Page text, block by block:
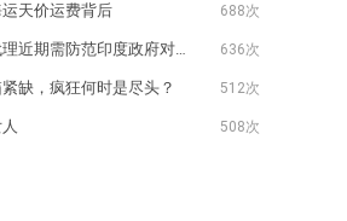
运天价运费背后 688次
货运代理近期需防范印度政府对亚州国家进口商口的严查 636次
缺，疯狂何时是尽头？ 512次
508次